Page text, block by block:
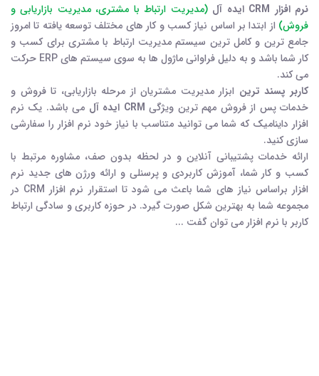
نرم افزار CRM ایده آل
(مدیریت ارتباط با مشتری، مدیریت بازاریابی و
فروش) از ابتدا بر اساس نیاز کسب و کار های مختلف توسعه یافته تا امروز
جامع ترین و کامل ترین سیستم مدیریت ارتباط با مشتری برای کسب و
کار شما باشد و به دلیل فراوانی ماژول ها به سوی سیستم های ERP حرکت
می کند.
کاربر پسند ترین ابزار مدیریت مشتریان از مرحله بازاریابی، تا فروش و
خدمات پس از فروش مهم ترین ویژگی CRM ایده آل
می باشد. یک نرم
افزار داینامیک که شما می توانید متناسب با نیاز خود نرم افزار را سفارشی
سازی کنید.
ارائه خدمات پشتیبانی آنلاین و در لحظه بدون صف، مشاوره مرتبط با
کسب و کار شما، آموزش کاربردي و پرسنلي و ارائه ورژن های جدید نرم
افزار براساس نیاز های شما باعث می شود تا استقرار نرم افزار CRM در
مجموعه شما به بهترین شکل صورت گیرد. در حوزه کاربری و سادگی ارتباط
کاربر با نرم افزار می توان گفت ...